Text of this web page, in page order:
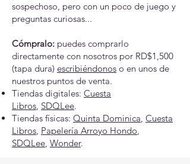
sospechoso, pero con un poco de juego y
preguntas curiosas...
Cómpralo: puedes comprarlo
directamente con nosotros por RD$1,500
(tapa dura) escribiéndonos o en unos de
nuestros puntos de venta.​
Tiendas digitales: Cuesta
Libros, SDQLee.
Tiendas físicas: Quinta Dominica, Cuesta
Libros, Papelería Arroyo Hondo,
SDQLee, Wonder.